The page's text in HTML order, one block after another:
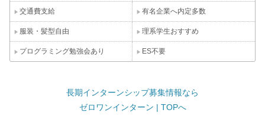
交通費支給 有名企業へ内定多数
服装・髪型自由 理系学生おすすめ
プログラミング勉強会あり ES不要
長期インターンシップ募集情報なら
ゼロワンインターン | TOPへ